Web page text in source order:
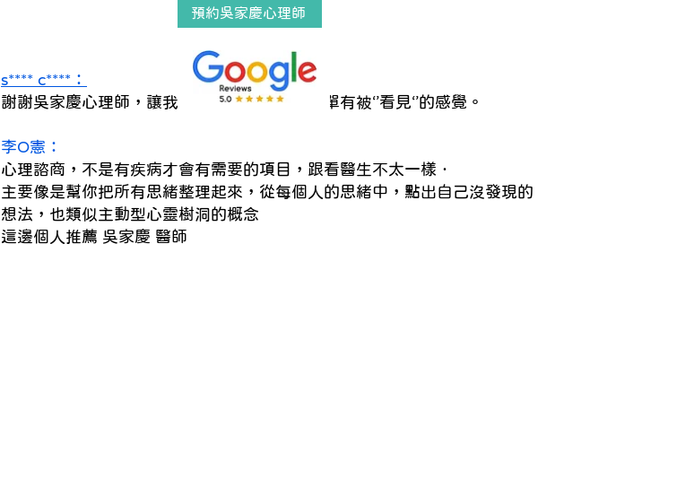
s**** c****：
謝謝吳家慶心理師，讓我不便向別人言說的孤單有被‘’看見‘’的感覺。
李O憲：
心理諮商，不是有疾病才會有需要的項目，跟看醫生不太一樣．
主要像是幫你把所有思緒整理起來，從每個人的思緒中，點出自己沒發現的
想法，也類似主動型心靈樹洞的概念
這邊個人推薦 吳家慶 醫師
預約吳家慶心理師